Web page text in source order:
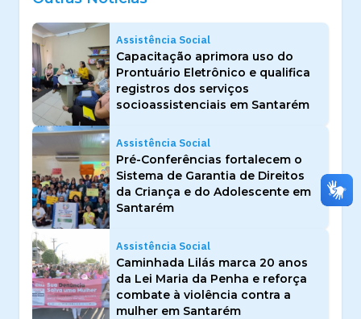
Assistência Social
Capacitação aprimora uso do
Prontuário Eletrônico e qualifica
registros dos serviços
socioassistenciais em Santarém
Assistência Social
Pré-Conferências fortalecem o
Sistema de Garantia de Direitos
da Criança e do Adolescente em
Santarém
Assistência Social
Caminhada Lilás marca 20 anos
da Lei Maria da Penha e reforça
combate à violência contra a
mulher em Santarém